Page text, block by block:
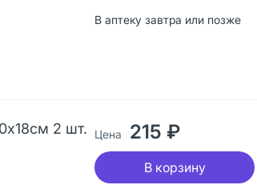
В аптеку завтра или позже
2 шт.
Цена 215 ₽
В корзину